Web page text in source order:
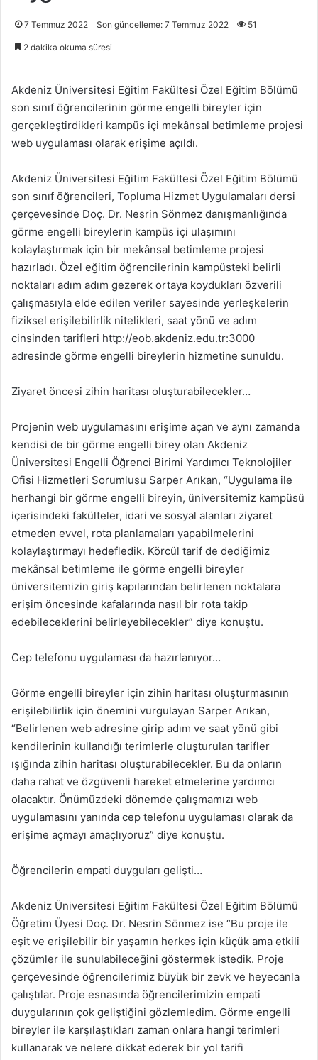
7 Temmuz 2022 Son güncelleme: 7 Temmuz 2022 51
2 dakika okuma süresi
Akdeniz Üniversitesi Eğitim Fakültesi Özel Eğitim Bölümü
son sınıf öğrencilerinin görme engelli bireyler için
gerçekleştirdikleri kampüs içi mekânsal betimleme projesi
web uygulaması olarak erişime açıldı.
Akdeniz Üniversitesi Eğitim Fakültesi Özel Eğitim Bölümü
son sınıf öğrencileri, Topluma Hizmet Uygulamaları dersi
çerçevesinde Doç. Dr. Nesrin Sönmez danışmanlığında
görme engelli bireylerin kampüs içi ulaşımını
kolaylaştırmak için bir mekânsal betimleme projesi
hazırladı. Özel eğitim öğrencilerinin kampüsteki belirli
noktaları adım adım gezerek ortaya koydukları özverili
çalışmasıyla elde edilen veriler sayesinde yerleşkelerin
fiziksel erişilebilirlik nitelikleri, saat yönü ve adım
cinsinden tarifleri http://eob.akdeniz.edu.tr:3000
adresinde görme engelli bireylerin hizmetine sunuldu.
Ziyaret öncesi zihin haritası oluşturabilecekler…
Projenin web uygulamasını erişime açan ve aynı zamanda
kendisi de bir görme engelli birey olan Akdeniz
Üniversitesi Engelli Öğrenci Birimi Yardımcı Teknolojiler
Ofisi Hizmetleri Sorumlusu Sarper Arıkan, “Uygulama ile
herhangi bir görme engelli bireyin, üniversitemiz kampüsü
içerisindeki fakülteler, idari ve sosyal alanları ziyaret
etmeden evvel, rota planlamaları yapabilmelerini
kolaylaştırmayı hedefledik. Körcül tarif de dediğimiz
mekânsal betimleme ile görme engelli bireyler
üniversitemizin giriş kapılarından belirlenen noktalara
erişim öncesinde kafalarında nasıl bir rota takip
edebileceklerini belirleyebilecekler” diye konuştu.
Cep telefonu uygulaması da hazırlanıyor…
Görme engelli bireyler için zihin haritası oluşturmasının
erişilebilirlik için önemini vurgulayan Sarper Arıkan,
“Belirlenen web adresine girip adım ve saat yönü gibi
kendilerinin kullandığı terimlerle oluşturulan tarifler
ışığında zihin haritası oluşturabilecekler. Bu da onların
daha rahat ve özgüvenli hareket etmelerine yardımcı
olacaktır. Önümüzdeki dönemde çalışmamızı web
uygulamasını yanında cep telefonu uygulaması olarak da
erişime açmayı amaçlıyoruz” diye konuştu.
Öğrencilerin empati duyguları gelişti…
Akdeniz Üniversitesi Eğitim Fakültesi Özel Eğitim Bölümü
Öğretim Üyesi Doç. Dr. Nesrin Sönmez ise “Bu proje ile
eşit ve erişilebilir bir yaşamın herkes için küçük ama etkili
çözümler ile sunulabileceğini göstermek istedik. Proje
çerçevesinde öğrencilerimiz büyük bir zevk ve heyecanla
çalıştılar. Proje esnasında öğrencilerimizin empati
duygularının çok geliştiğini gözlemledim. Görme engelli
bireyler ile karşılaştıkları zaman onlara hangi terimleri
kullanarak ve nelere dikkat ederek bir yol tarifi